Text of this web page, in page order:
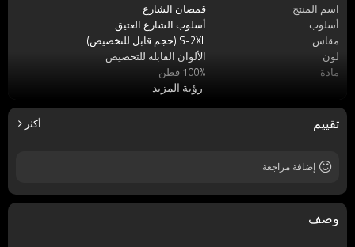
اسم المنتج
قمصان الشارع
أسلوب
أسلوب الشارع العتيق
مقاس
S-2XL (حجم قابل للتخصيص)
لون
الألوان القابلة للتخصيص
مادة
100% قطن
قماش منسوج
الحرف اليدوية
رش وDTG
رؤية المزيد
تقييم أكثر
إضافة مراجعة
وصف